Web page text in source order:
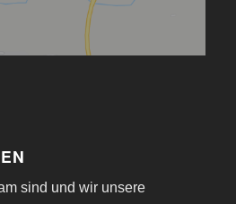
sind und wir unsere